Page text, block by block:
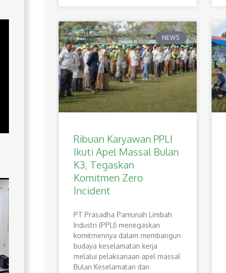
NEWS
Ribuan Karyawan PPLI
Ikuti Apel Massal Bulan
K3, Tegaskan
Komitmen Zero
Incident
PT Prasadha Pamunah Limbah
Industri (PPLI) menegaskan
komitmennya dalam membangun
budaya keselamatan kerja
melalui pelaksanaan apel massal
Bulan Keselamatan dan